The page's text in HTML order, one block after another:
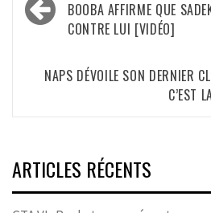
d’articleBOOBA AFFIRME QUE
CONTRE LUI [VIDÉO]
NAPS DÉVOILE SON DERNIER
C’EST
ARTICLES RÉCENTS